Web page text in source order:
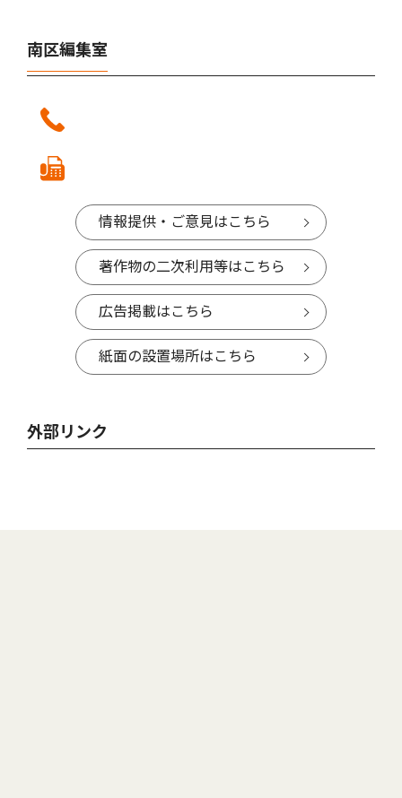
南区編集室
情報提供・ご意見はこちら
著作物の二次利用等はこちら
広告掲載はこちら
紙面の設置場所はこちら
外部リンク